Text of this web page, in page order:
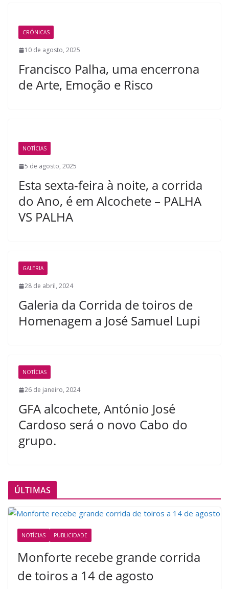
CRÓNICAS
10 de agosto, 2025
Francisco Palha, uma encerrona
de Arte, Emoção e Risco
NOTÍCIAS
5 de agosto, 2025
Esta sexta-feira à noite, a corrida
do Ano, é em Alcochete – PALHA
VS PALHA
GALERIA
28 de abril, 2024
Galeria da Corrida de toiros de
Homenagem a José Samuel Lupi
NOTÍCIAS
26 de janeiro, 2024
GFA alcochete, António José
Cardoso será o novo Cabo do
grupo.
ÚLTIMAS
NOTÍCIAS PUBLICIDADE
Monforte recebe grande corrida
de toiros a 14 de agosto